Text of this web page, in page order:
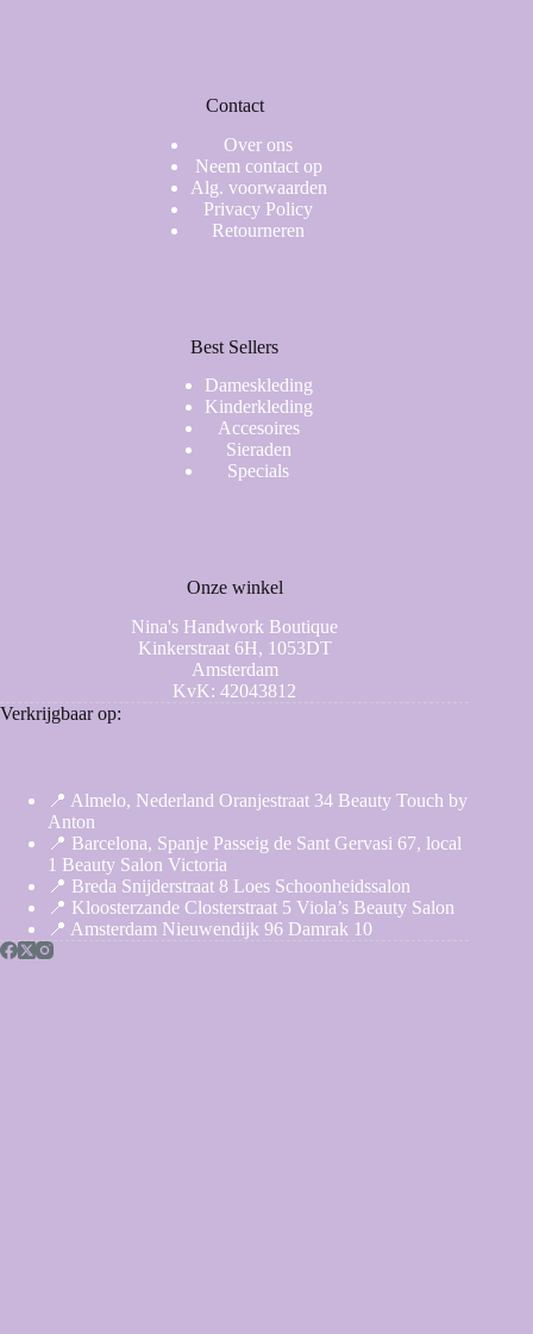
Contact
Over ons
Neem contact op
Alg. voorwaarden
Privacy Policy
Retourneren
Best Sellers
Dameskleding
Kinderkleding
Accesoires
Sieraden
Specials
Onze winkel
Nina's Handwork Boutique
Kinkerstraat 6H, 1053DT
Amsterdam
KvK: 42043812
Verkrijgbaar op:
📍 Almelo, Nederland Oranjestraat 34 Beauty Touch by
Anton
📍 Barcelona, Spanje Passeig de Sant Gervasi 67, local
1 Beauty Salon Victoria
📍 Breda Snijderstraat 8 Loes Schoonheidssalon
📍 Kloosterzande Closterstraat 5 Viola’s Beauty Salon
📍 Amsterdam Nieuwendijk 96 Damrak 10